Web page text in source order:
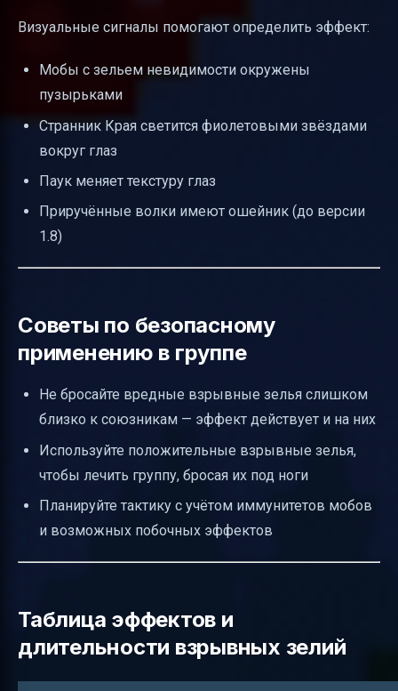
Визуальные сигналы помогают определить эффект:
Мобы с зельем невидимости окружены
пузырьками
Странник Края светится фиолетовыми звёздами
вокруг глаз
Паук меняет текстуру глаз
Приручённые волки имеют ошейник (до версии
1.8)
Советы по безопасному
применению в группе
Не бросайте вредные взрывные зелья слишком
близко к союзникам — эффект действует и на них
Используйте положительные взрывные зелья,
чтобы лечить группу, бросая их под ноги
Планируйте тактику с учётом иммунитетов мобов
и возможных побочных эффектов
Таблица эффектов и
длительности взрывных зелий